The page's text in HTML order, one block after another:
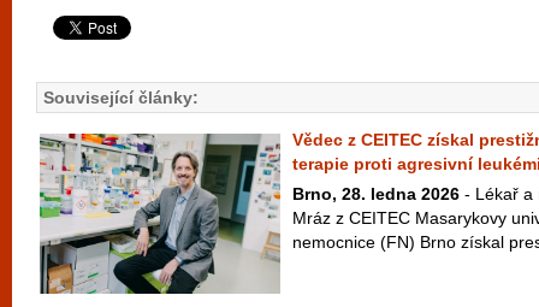
Související články:
Vědec z CEITEC získal
terapie proti agresivní
Brno, 28. ledna 2026 - Lékař a
Mráz z CEITEC Masarykovy
nemocnice (FN) Brno získal